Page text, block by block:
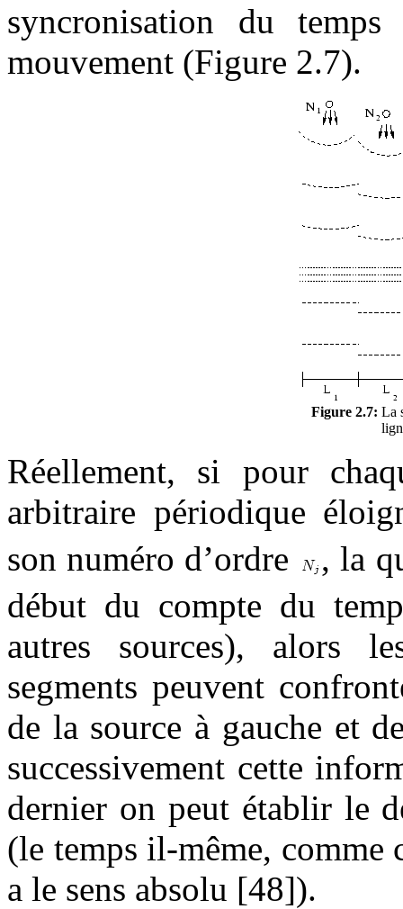
syncronisation du
mouvement (Figure 2.7).
Figure 2.7: La
Réellement, si pour
arbitraire périodique
son numéro d’ordre
, la
début du compte du
autres sources), alors
segments peuvent
de la source à gauche et
successivement cette
dernier on peut établir le
(le temps il-même, comme
a le sens absolu [48]).